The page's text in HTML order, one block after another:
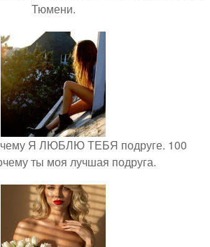
Тюмени.
Я ЛЮБЛЮ ТЕБЯ подруге. 100
ты моя лучшая подруга.